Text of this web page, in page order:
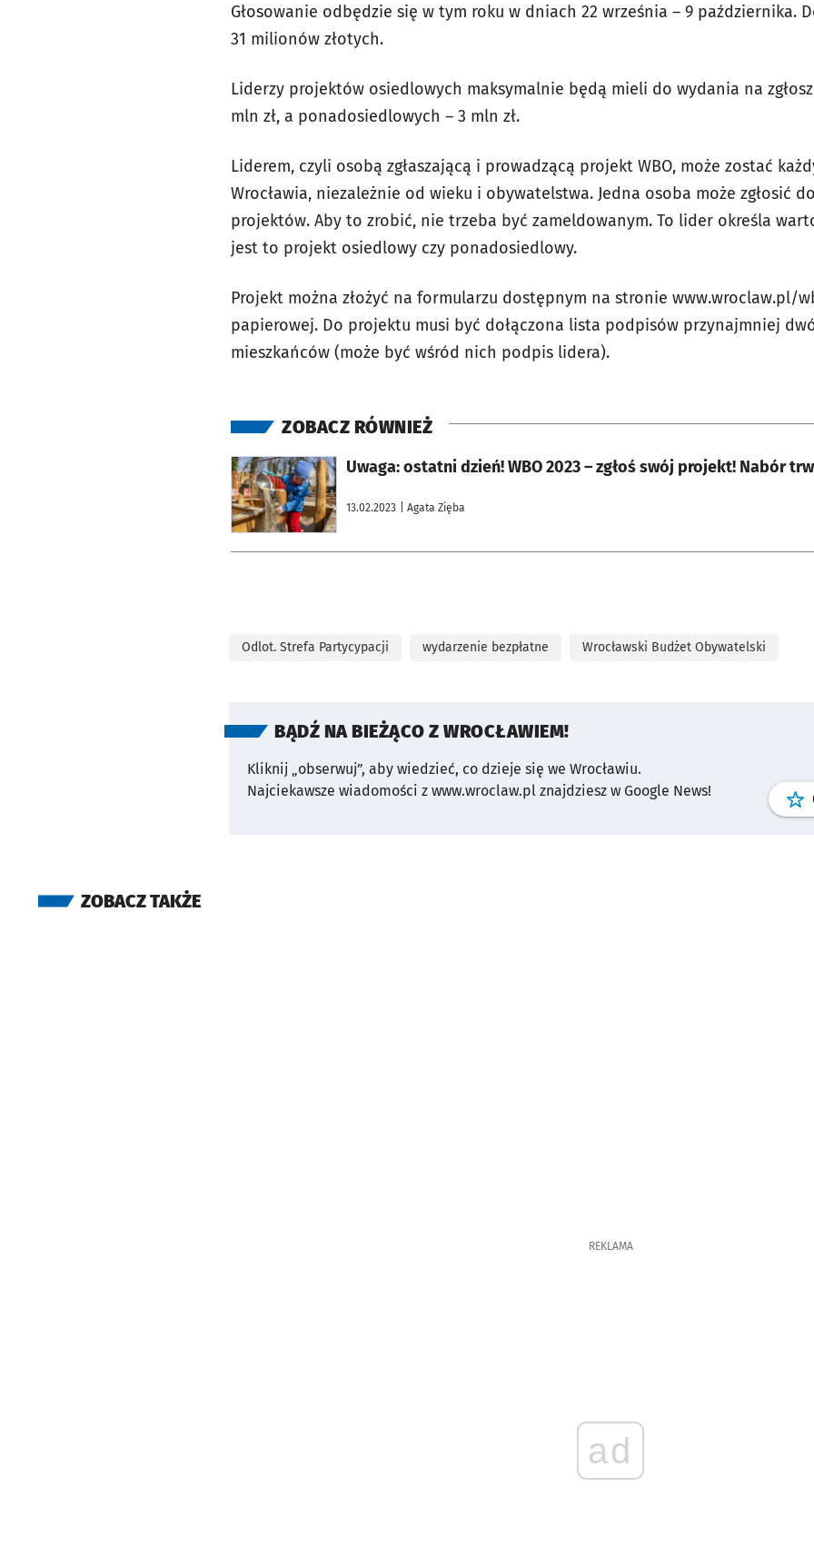
Głosowanie odbędzie się w tym roku w dniach 22 września – 9 października.
31 milionów złotych.
Liderzy projektów osiedlowych maksymalnie będą mieli do wydania na
mln zł, a ponadosiedlowych – 3 mln zł.
Liderem, czyli osobą zgłaszającą i prowadzącą projekt WBO, może zostać
Wrocławia, niezależnie od wieku i obywatelstwa. Jedna osoba może zgłosić
projektów. Aby to zrobić, nie trzeba być zameldowanym. To lider określa
jest to projekt osiedlowy czy ponadosiedlowy.
Projekt można złożyć na formularzu dostępnym na stronie www.wroclaw.pl/
papierowej. Do projektu musi być dołączona lista podpisów przynajmniej
mieszkańców (może być wśród nich podpis lidera).
ZOBACZ RÓWNIEŻ
Uwaga: ostatni dzień! WBO 2023 – zgłoś swój projekt! Nabór
13.02.2023 | Agata Zięba
otworzy się w nowej karcie
Odlot. Strefa Partycypacji wydarzenie bezpłatne Wrocławski Budżet Obywatelski
BĄDŹ NA BIEŻĄCO Z WROCŁAWIEM!
Kliknij „obserwuj”, aby wiedzieć, co dzieje się we Wrocławiu.
Najciekawsze wiadomości z www.wroclaw.pl znajdziesz w Google News!
ZOBACZ TAKŻE
REKLAMA
ad